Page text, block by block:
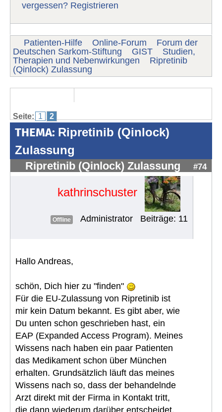
vergessen? Registrieren
Patienten-Hilfe Online-Forum
Forum der
Deutschen Sarkom-Stiftung
GIST
Studien,
Therapien und Nebenwirkungen
Ripretinib
(Qinlock) Zulassung
Seite: 1 2
THEMA: Ripretinib (Qinlock)
Zulassung
Ripretinib (Qinlock) Zulassung #74
kathrinschuster
Offline Administrator Beiträge: 11
Hallo Andreas,
schön, Dich hier zu "finden"
Für die EU-Zulassung von Ripretinib ist
mir kein Datum bekannt. Es gibt aber, wie
Du unten schon geschrieben hast, ein
EAP (Expanded Access Program). Meines
Wissens nach haben ein paar Patienten
das Medikament schon über München
erhalten. Grundsätzlich läuft das meines
Wissens nach so, dass der behandelnde
Arzt direkt mit der Firma in Kontakt tritt,